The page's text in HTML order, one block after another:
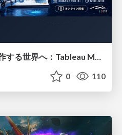
AIが自社のTableauを操作する世界へ：Tableau MCP超入門
0 110